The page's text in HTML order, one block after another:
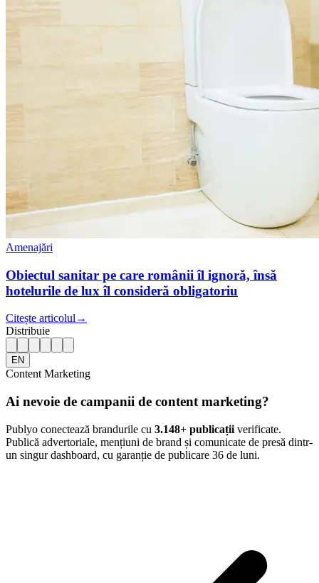
Amenajări
Obiectul sanitar pe care românii îl ignoră, însă
hotelurile de lux îl consideră obligatoriu
Citește articolul →
Distribuie
EN
Content Marketing
Ai nevoie de campanii de content marketing?
Publyo conectează brandurile cu 3.148+ publicații verificate.
Publică advertoriale, mențiuni de brand și comunicate de presă dintr-
un singur dashboard, cu garanție de publicare 36 de luni.